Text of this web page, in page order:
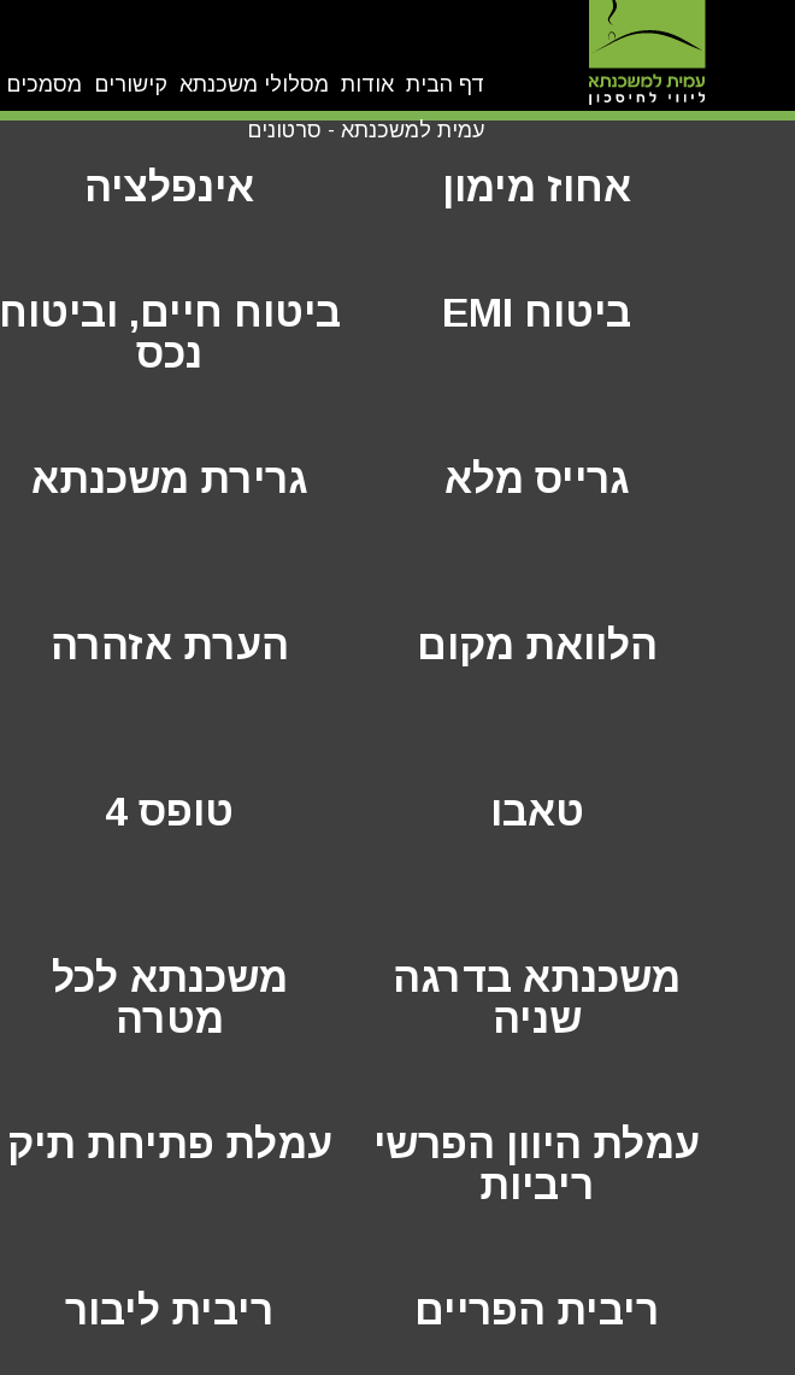
דף הבית אודות מסלולי משכנתא קישורים מסמכים
עמית למשכנתא - סרטונים
אחוז מימון אינפלציה
ביטוח EMI
ביטוח חיים, וביטוח
נכס
גרייס מלא גרירת משכנתא
הלוואת מקום הערת אזהרה
טאבו טופס 4
משכנתא בדרגה
שניה
משכנתא לכל
מטרה
עמלת היוון הפרשי
ריביות
עמלת פתיחת תיק
ריבית הפריים ריבית ליבור